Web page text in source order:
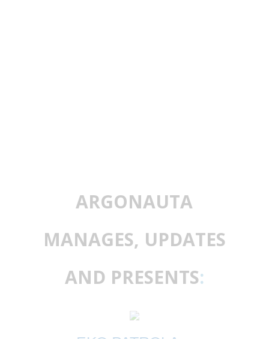
ARGONAUTA
MANAGES, UPDATES
AND PRESENTS: